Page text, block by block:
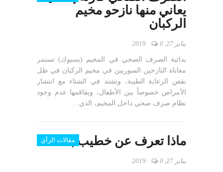
يعاني منها نازحو مخيم
الركبان
يناير 27, 2019 0
بدائية الصرف الصحي في المخيم (يسبوك) تستمر
معاناة النازحين السوريين في مخيم الركبان في ظل
نقص الرعاية الطبية، وتشتد في الشتاء مع انتشار
الأمراض خصوصاً بين الأطفال، ويفاقمها عدم وجود
نظام صرف صحي داخل المخيم، الذي…
مقالات الرأي
ماذا تعرف عن خطيب بدلة؟
يناير 27, 2019 0